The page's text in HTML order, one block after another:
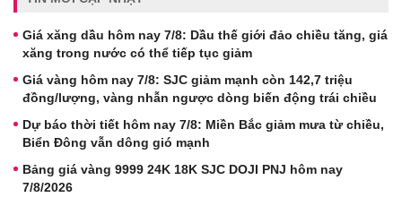
Giá xăng dầu hôm nay 7/8: Dầu thế giới đảo chiều tăng, giá
xăng trong nước có thể tiếp tục giảm
Giá vàng hôm nay 7/8: SJC giảm mạnh còn 142,7 triệu
đồng/lượng, vàng nhẫn ngược dòng biến động trái chiều
Dự báo thời tiết hôm nay 7/8: Miền Bắc giảm mưa từ chiều,
Biển Đông vẫn dông gió mạnh
Bảng giá vàng 9999 24K 18K SJC DOJI PNJ hôm nay
7/8/2026